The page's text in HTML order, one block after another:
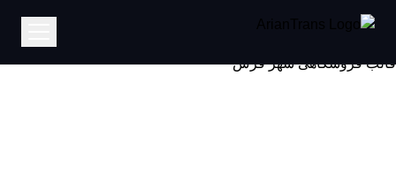
خانه قالب فروشگاهی شهر فرش
قالب فروشگاهی شهر فرش